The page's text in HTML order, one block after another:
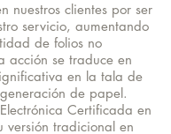
nuestros clientes por ser
servicio, aumentando
de folios no
acción se traduce en
en la tala de
de papel.
Certificada en
versión tradicional en